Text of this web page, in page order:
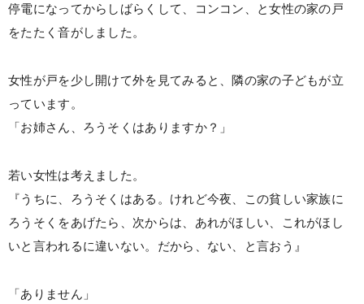
停電になってからしばらくして、コンコン、と女性の家の戸
をたたく音がしました。
女性が戸を少し開けて外を見てみると、隣の家の子どもが立
っています。
「お姉さん、ろうそくはありますか？」
若い女性は考えました。
『うちに、ろうそくはある。けれど今夜、この貧しい家族に
ろうそくをあげたら、次からは、あれがほしい、これがほし
いと言われるに違いない。だから、ない、と言おう』
「ありません」